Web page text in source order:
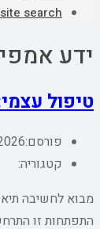
search
ידע
טיפול
פורסם:
קטגוריה:
מבוא לחשיבה
התפתחות זו